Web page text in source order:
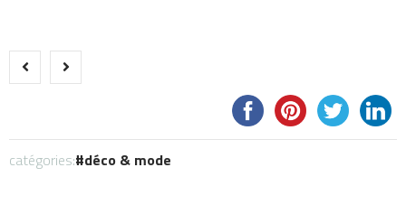
catégories: déco & mode